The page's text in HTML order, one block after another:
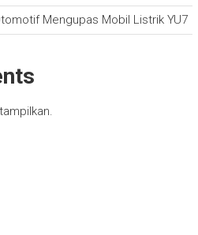
Mengupas Mobil Listrik YU7